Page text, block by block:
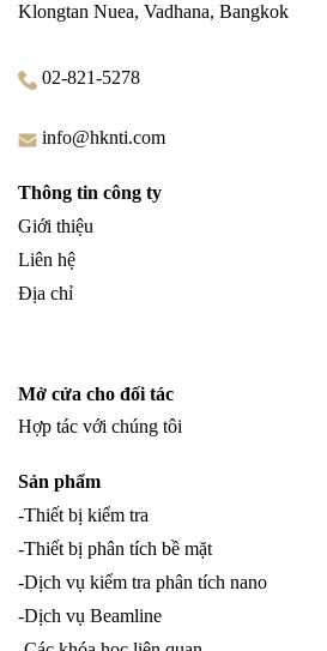
Klongtan Nuea, Vadhana, Bangkok
02-821-5278
info@hknti.com
Thông tin công ty
Giới thiệu
Liên hệ
Địa chỉ
Mở cửa cho đối tác
Hợp tác với chúng tôi
Sản phẩm
-Thiết bị kiểm tra
-Thiết bị phân tích bề mặt
-Dịch vụ kiểm tra phân tích nano
-Dịch vụ Beamline